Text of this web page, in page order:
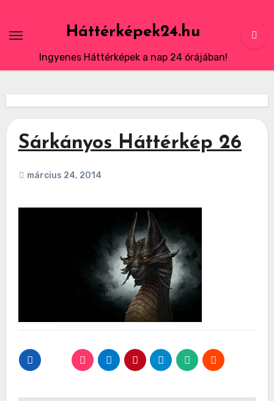
content
Háttérképek24.hu
Ingyenes Háttérképek a nap 24 órájában!
Sárkányos Háttérkép 26
március 24, 2014